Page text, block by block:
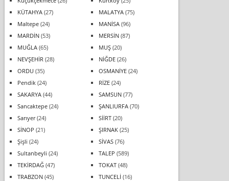
KÜTAHYA(27) MALATYA(75)
Maltepe(24) MANİSA(96)
MARDİN(53) MERSİN(87)
MUĞLA(65) MUŞ(20)
NEVŞEHİR (28) NİĞDE(26)
ORDU (35) OSMANİYE(24)
Pendik(24) RİZE(24)
SAKARYA(44) SAMSUN(77)
Sancaktepe(24) ŞANLIURFA(70)
Sarıyer(24) SİİRT(20)
SİNOP (21) ŞIRNAK(25)
Şişli (24) SİVAS(76)
Sultanbeyli (24) TALEP (589)
TEKİRDAĞ(47) TOKAT(48)
TRABZON(45) TUNCELİ (16)